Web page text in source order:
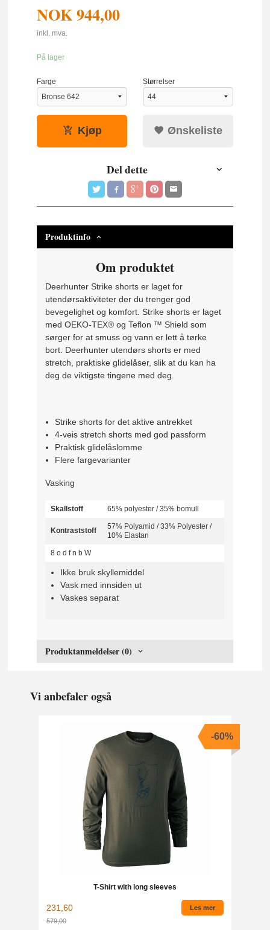
NOK944,00
inkl. mva.
På lager
Farge Størrelser
Kjøp Ønskeliste
Del dette
Produktinfo
Om produktet
Deerhunter Strike shorts er laget for
utendørsaktiviteter der du trenger god
bevegelighet og komfort. Strike shorts er laget
med OEKO-TEX® og Teflon ™ Shield som
sørger for at smuss og vann er lett å tørke
bort. Deerhunter utendørs shorts er med
stretch, praktiske glidelåser, slik at du kan ha
deg de viktigste tingene med deg.
Strike shorts for det aktive antrekket
4-veis stretch shorts med god passform
Praktisk glidelåslomme
Flere fargevarianter
Vasking
Skallstoff 65% polyester / 35% bomull
Kontraststoff
57% Polyamid / 33% Polyester /
10% Elastan
8odfnbW
Ikke bruk skyllemiddel
Vask med innsiden ut
Vaskes separat
Produktanmeldelser (0)
Vi anbefaler også
T-Shirt with long sleeves
231,60
579,00
-60%
Les mer